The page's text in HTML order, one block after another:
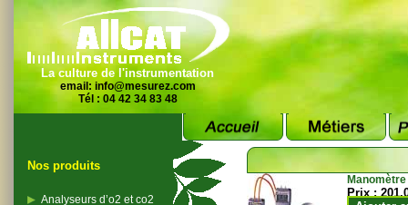
La culture de l'instrumentation
email: info@mesurez.com
Tél : 04 42 34 83 48
Nos produits
Analyseurs d’o2 et co2
Prix :